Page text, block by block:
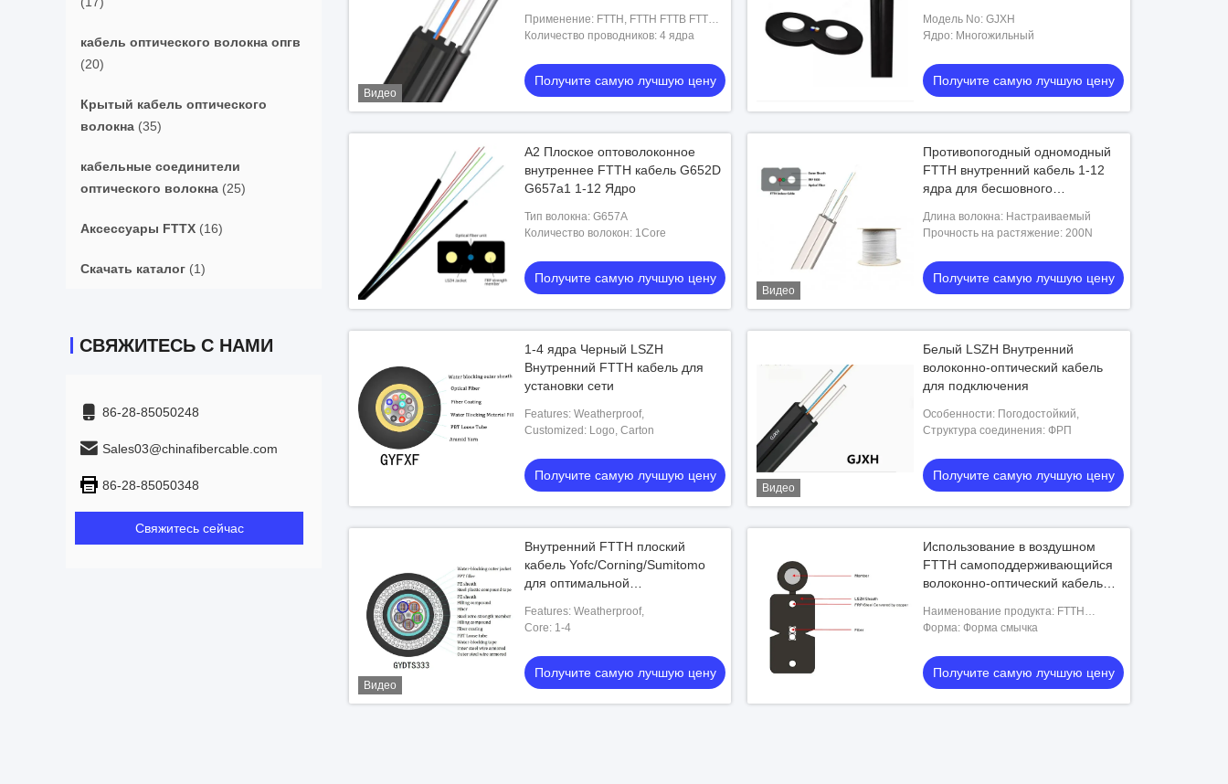
кабель оптического волокна опгв
(20)
Крытый кабель оптического
волокна (35)
кабельные соединители
оптического волокна (25)
Аксессуары FTTX (16)
Скачать каталог (1)
СВЯЖИТЕСЬ С НАМИ
86-28-85050248
Sales03@chinafibercable.com
86-28-85050348
Свяжитесь сейчас
Видео
Применение: FTTH, FTTH FTTB FTTX
сеть, на открытом воздухе
Количество проводников: 4 ядра
Получите самую лучшую цену
Модель No: GJXH
Ядро: Многожильный
Получите самую лучшую цену
A2 Плоское оптоволоконное
внутреннее FTTH кабель G652D
G657a1 1-12 Ядро
Тип волокна: G657A
Количество волокон: 1Core
Получите самую лучшую цену
Видео
Противопогодный одномодный
FTTH внутренний кабель 1-12
ядра для бесшовного
Длина волокна: Настраиваемый
Прочность на растяжение: 200N
Получите самую лучшую цену
1-4 ядра Черный LSZH
Внутренний FTTH кабель для
установки сети
Features: Weatherproof,
Customized: Logo, Carton
Получите самую лучшую цену
Видео
Белый LSZH Внутренний
волоконно-оптический кабель
для подключения
Особенности: Погодостойкий,
Структура соединения: ФРП
Получите самую лучшую цену
Видео
Внутренний FTTH плоский
кабель Yofc/Corning/Sumitomo
для оптимальной
Features: Weatherproof,
Core: 1-4
Получите самую лучшую цену
Использование в воздушном
FTTH самоподдерживающийся
волоконно-оптический кабель
использования
Наименование продукта: FTTH
самоподдерживающийся кабель
Форма: Форма смычка
Получите самую лучшую цену